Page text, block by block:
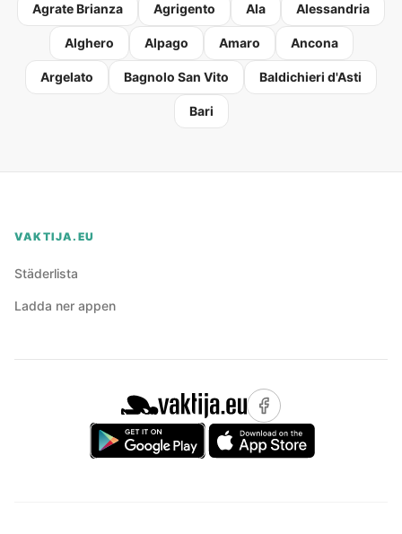
Agrate Brianza Agrigento Ala Alessandria
Alghero Alpago Amaro Ancona
Argelato Bagnolo San Vito Baldichieri d'Asti
Bari
VAKTIJA.EU
Städerlista
Ladda ner appen